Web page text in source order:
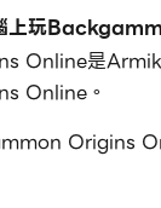
上玩
Online是Armik
Online。
Origins